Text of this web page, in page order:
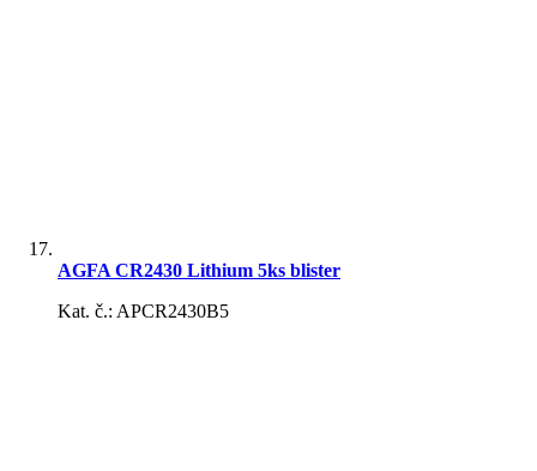
AGFA CR2430 Lithium 5ks blister
Kat. č.: APCR2430B5